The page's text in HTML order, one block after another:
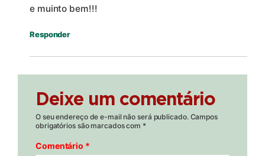
e muinto bem!!!
Responder
Deixe um comentário
O seu endereço de e-mail não será publicado. Campos
obrigatórios são marcados com *
Comentário *